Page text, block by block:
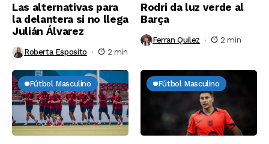
Las alternativas para
la delantera si no llega
Julián Álvarez
Roberta Esposito 2 min
Rodri da luz verde al
Barça
Ferran Quilez 2 min
Fútbol Masculino Fútbol Masculino